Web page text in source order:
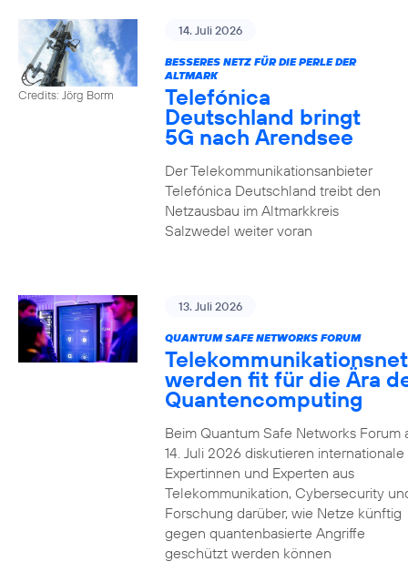
Credits: Jörg Borm
14. Juli 2026
BESSERES NETZ FÜR DIE PERLE DER
ALTMARK
Telefónica
Deutschland bringt
5G nach Arendsee
Der Telekommunikationsanbieter
Telefónica Deutschland treibt den
Netzausbau im Altmarkkreis
Salzwedel weiter voran
13. Juli 2026
QUANTUM SAFE NETWORKS FORUM
werden fit für die Ära
Quantencomputing
Beim Quantum Safe Networks Forum
14. Juli 2026 diskutieren internationale
Expertinnen und Experten aus
Telekommunikation, Cybersecurity
Forschung darüber, wie Netze künftig
gegen quantenbasierte Angriffe
geschützt werden können